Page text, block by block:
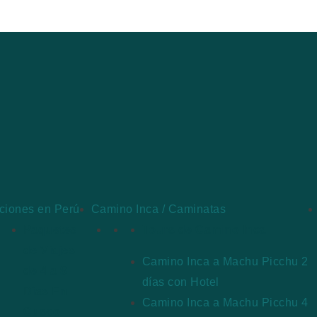
en Perú
Camino Inca / Caminatas
Camino Inca a Machu Picchu 2
días con Hotel
Camino Inca a Machu Picchu 4